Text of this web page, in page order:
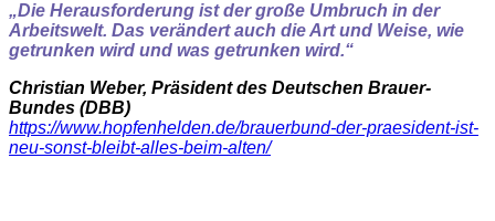
„Die Herausforderung ist der große Umbruch in der
Arbeitswelt. Das verändert auch die Art und Weise, wie
getrunken wird und was getrunken wird.“
Christian Weber, Präsident des Deutschen Brauer-
Bundes (DBB)
https://www.hopfenhelden.de/brauerbund-der-praesident-ist-
neu-sonst-bleibt-alles-beim-alten/